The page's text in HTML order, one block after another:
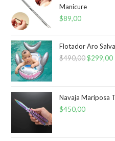
$990,00.
Manicure
$89,00
Flotador Aro
$490,00El
era:
$299,00El
Navaja Mariposa
$450,00